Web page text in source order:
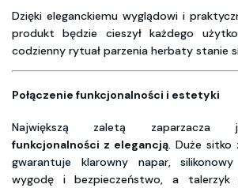
Dzięki eleganckiemu wyglądowi i
produkt będzie cieszył każdego
codzienny rytuał parzenia herbaty stanie
Połączenie funkcjonalności i estetyki
Największą zaletą
funkcjonalności z elegancją. Duże sitko
gwarantuje klarowny napar,
wygodę i bezpieczeństwo, a talerzyk